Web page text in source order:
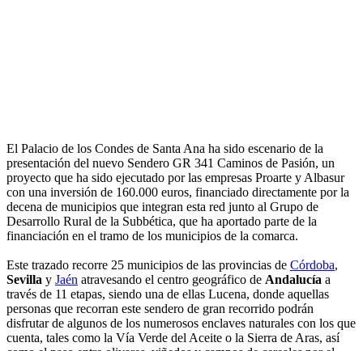
El Palacio de los Condes de Santa Ana ha sido escenario de la
presentación del nuevo Sendero GR 341 Caminos de Pasión, un
proyecto que ha sido ejecutado por las empresas Proarte y Albasur
con una inversión de 160.000 euros, financiado directamente por la
decena de municipios que integran esta red junto al Grupo de
Desarrollo Rural de la Subbética, que ha aportado parte de la
financiación en el tramo de los municipios de la comarca.
Este trazado recorre 25 municipios de las provincias de Córdoba,
Sevilla y Jaén atravesando el centro geográfico de Andalucía a
través de 11 etapas, siendo una de ellas Lucena, donde aquellas
personas que recorran este sendero de gran recorrido podrán
disfrutar de algunos de los numerosos enclaves naturales con los que
cuenta, tales como la Vía Verde del Aceite o la Sierra de Aras, así